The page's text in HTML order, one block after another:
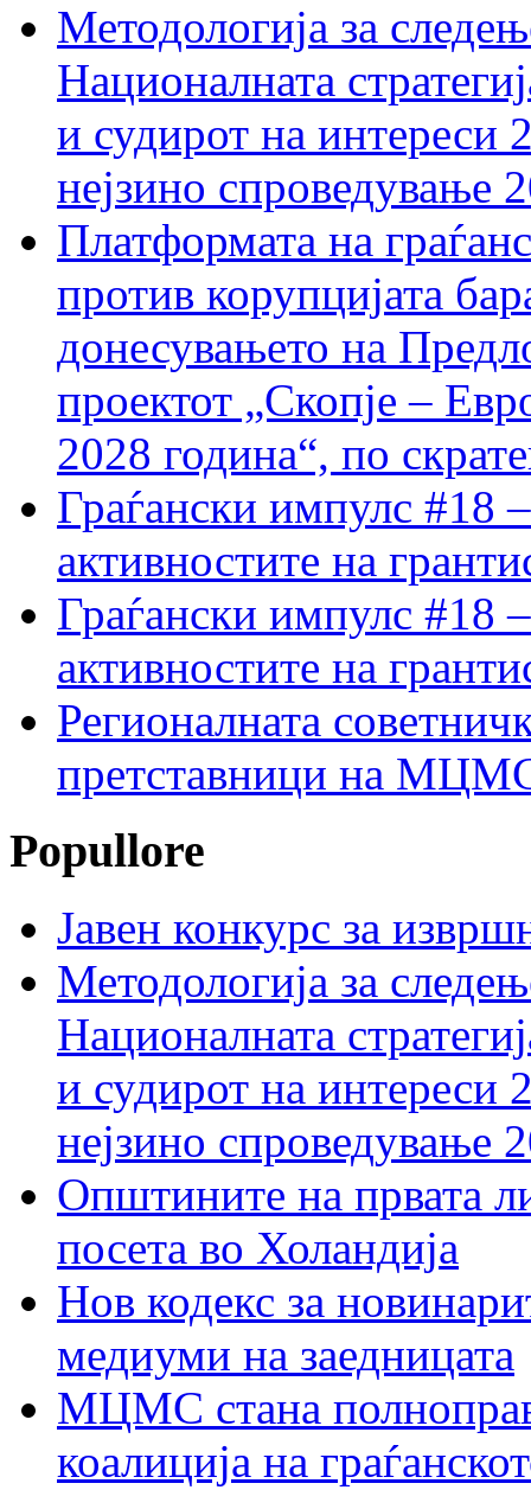
Методологија за
Националната
и судирот на интереси
нејзино спроведување
Платформата на
против корупцијата
донесувањето на
проектот „Скопје –
2028 година“, по
Граѓански импулс #18
активностите на
Граѓански импулс #18
активностите на
Регионалната
претставници на МЦМС
Popullore
Јавен конкурс за
Методологија за
Националната
и судирот на интереси
нејзино спроведување
Општините на првата
посета во Холандија
Нов кодекс за
медиуми на заедницата
МЦМС стана
коалиција на